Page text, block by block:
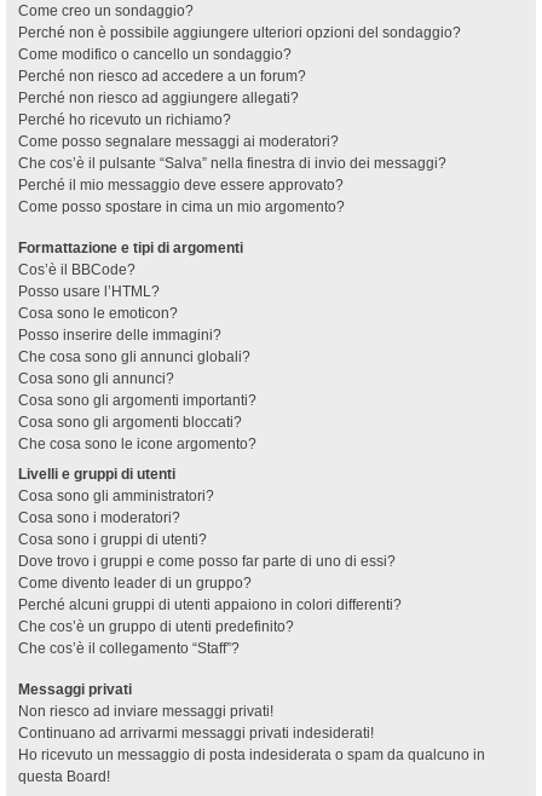
Come creo un sondaggio?
Perché non è possibile aggiungere ulteriori opzioni del sondaggio?
Come modifico o cancello un sondaggio?
Perché non riesco ad accedere a un forum?
Perché non riesco ad aggiungere allegati?
Perché ho ricevuto un richiamo?
Come posso segnalare messaggi ai moderatori?
Che cos’è il pulsante “Salva” nella finestra di invio dei messaggi?
Perché il mio messaggio deve essere approvato?
Come posso spostare in cima un mio argomento?
Formattazione e tipi di argomenti
Cos’è il BBCode?
Posso usare l’HTML?
Cosa sono le emoticon?
Posso inserire delle immagini?
Che cosa sono gli annunci globali?
Cosa sono gli annunci?
Cosa sono gli argomenti importanti?
Cosa sono gli argomenti bloccati?
Che cosa sono le icone argomento?
Livelli e gruppi di utenti
Cosa sono gli amministratori?
Cosa sono i moderatori?
Cosa sono i gruppi di utenti?
Dove trovo i gruppi e come posso far parte di uno di essi?
Come divento leader di un gruppo?
Perché alcuni gruppi di utenti appaiono in colori differenti?
Che cos’è un gruppo di utenti predefinito?
Che cos’è il collegamento “Staff”?
Messaggi privati
Non riesco ad inviare messaggi privati!
Continuano ad arrivarmi messaggi privati indesiderati!
Ho ricevuto un messaggio di posta indesiderata o spam da qualcuno in
questa Board!